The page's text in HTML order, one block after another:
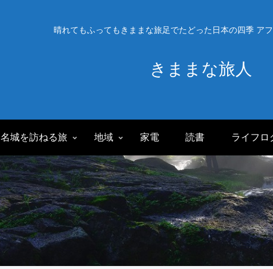
晴れてもふってもきままな旅足でたどった日本の四季 ア
きままな旅人
名城を訪ねる旅 地域 家電 読書 ライフロ